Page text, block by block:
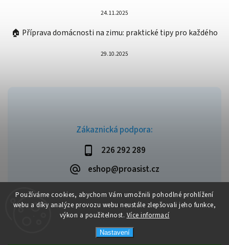
Používáme cookies, abychom Vám umožnili pohodlné prohlížení
webu a díky analýze provozu webu neustále zlepšovali jeho funkce,
výkon a použitelnost. Více informací
Nastavení
Zákaznická podpora:
226 292 289
eshop@proasist.cz
24.11.2025
🏠 Příprava domácnosti na zimu: praktické tipy pro každého
29.10.2025
Copyright 2026ProAsist. Všechna práva vyhrazena.
VytvořilShoptet| Design